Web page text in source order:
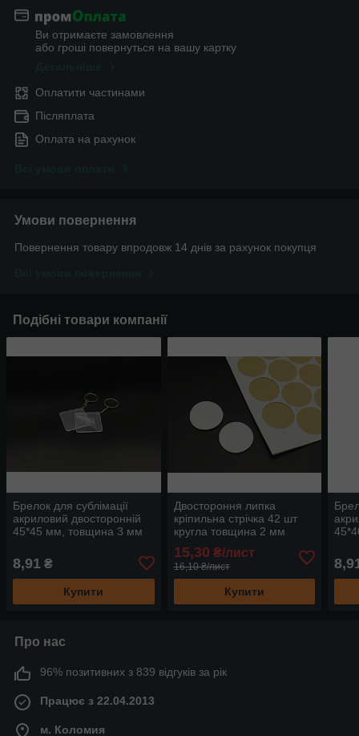
Ви отримаєте замовлення
або гроші повернуться на вашу картку
Оплатити частинами
Післяплата
Оплата на рахунок
Умови повернення
Повернення товару впродовж 14 днів за рахунок покупця
Подібні товари компанії
Брелок для сублімації
акриловий двосторонній
45*45 мм, товщина 3 мм
8,91 ₴
Купити
Двостороння липка
кріпильна стрічка 42 шт
кругла товщина 2 мм
15,30 ₴/лист
16,10 ₴/лист
Купити
Про нас
96% позитивних з 839 відгуків за рік
Працює з 22.04.2013
м. Коломия